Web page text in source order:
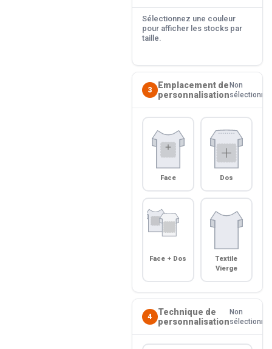
Sélectionnez une couleur
pour afficher les stocks par
taille.
3
Emplacement de
personnalisation
Non
sélectionné
Face Dos
Face + Dos
Textile
Vierge
4
Technique de
personnalisation
Non
sélectionné